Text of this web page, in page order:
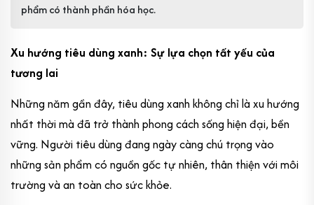
phẩm có thành phần hóa học.
Xu hướng tiêu dùng xanh: Sự lựa chọn tất yếu của
tương lai
Những năm gần đây, tiêu dùng xanh không chỉ là xu hướng
nhất thời mà đã trở thành phong cách sống hiện đại, bền
vững. Người tiêu dùng đang ngày càng chú trọng vào
những sản phẩm có nguồn gốc tự nhiên, thân thiện với môi
trường và an toàn cho sức khỏe.